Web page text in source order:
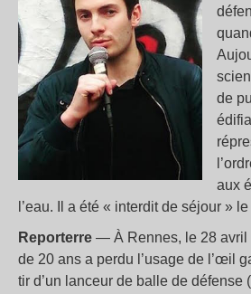
de
aux
l’eau. Il a été « interdit de séjour »
Reporterre — À Rennes, le 28 avril
de 20 ans a perdu l’usage de l’œil
tir d’un lanceur de balle de défense